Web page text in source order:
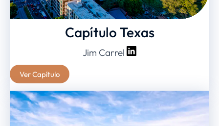
Capítulo Texas
Jim Carrel
Ver Capítulo